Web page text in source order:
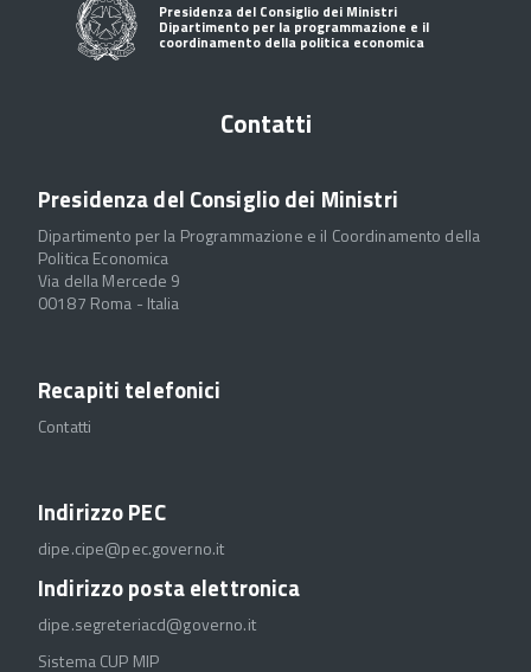
Presidenza del Consiglio dei Ministri
Dipartimento per la programmazione e il
coordinamento della politica economica
Contatti
Presidenza del Consiglio dei Ministri
Dipartimento per la Programmazione e il Coordinamento della
Politica Economica
Via della Mercede 9
00187 Roma - Italia
Recapiti telefonici
Contatti
Indirizzo PEC
dipe.cipe@pec.governo.it
Indirizzo posta elettronica
dipe.segreteriacd@governo.it
Sistema CUP MIP